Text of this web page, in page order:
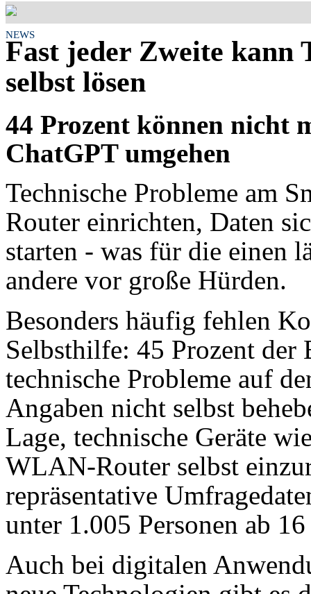
NEWS
Fast jeder Zweite kann
selbst lösen
44 Prozent können nicht
ChatGPT umgehen
Technische Probleme am
Router einrichten, Daten
starten - was für die einen
andere vor große Hürden.
Besonders häufig fehlen
Selbsthilfe: 45 Prozent
technische Probleme auf
Angaben nicht selbst
Lage, technische Geräte
WLAN-Router selbst
repräsentative
unter 1.005 Personen ab 16
Auch bei digitalen